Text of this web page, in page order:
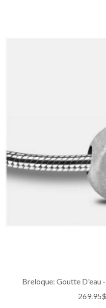
Breloque: Goutte D'eau
269.95$